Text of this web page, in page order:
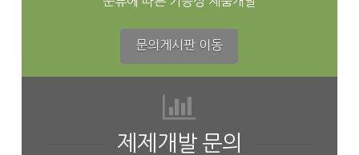
문의게시판 이동
제제개발 문의